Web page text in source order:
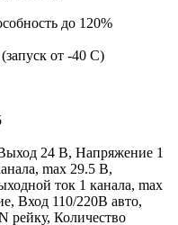
до 120%
от -40 С)
24 В, Напряжение 1
max 29.5 В,
ток 1 канала, max
Вход 110/220В авто,
рейку, Количество